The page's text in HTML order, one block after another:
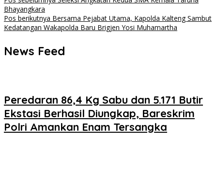
pos
Bhayangkara
Pos berikutnya Bersama Pejabat Utama, Kapolda Kalteng Sambut
Kedatangan Wakapolda Baru Brigjen Yosi Muhamartha
News Feed
Peredaran 86,4 Kg Sabu dan 5.171 Butir
Ekstasi Berhasil Diungkap, Bareskrim
Polri Amankan Enam Tersangka